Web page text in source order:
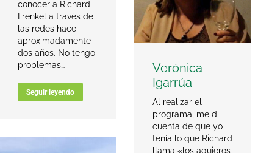
conocer a Richard
Frenkel a través de
las redes hace
aproximadamente
dos años. No tengo
problemas…
Seguir leyendo
Verónica
Igarrúa
Al realizar el
programa, me di
cuenta de que yo
tenía lo que Richard
llama «los agujeros